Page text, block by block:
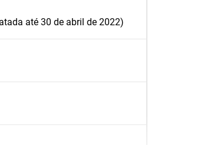
até 30 de abril de 2022)